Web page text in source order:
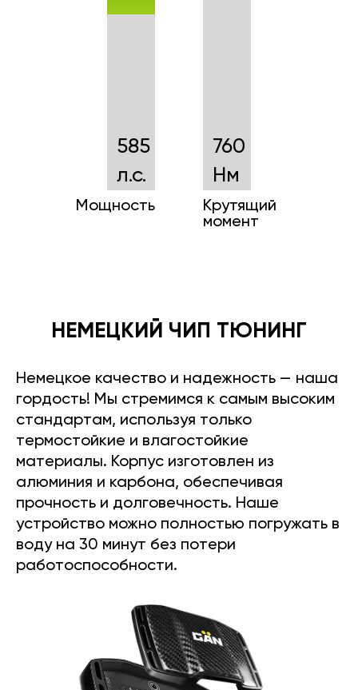
585
л.с.
Мощность
760
Нм
Крутящий
момент
НЕМЕЦКИЙ ЧИП ТЮНИНГ
Немецкое качество и надежность — наша
гордость! Мы стремимся к самым высоким
стандартам, используя только
термостойкие и влагостойкие
материалы. Корпус изготовлен из
алюминия и карбона, обеспечивая
прочность и долговечность. Наше
устройство можно полностью погружать в
воду на 30 минут без потери
работоспособности.